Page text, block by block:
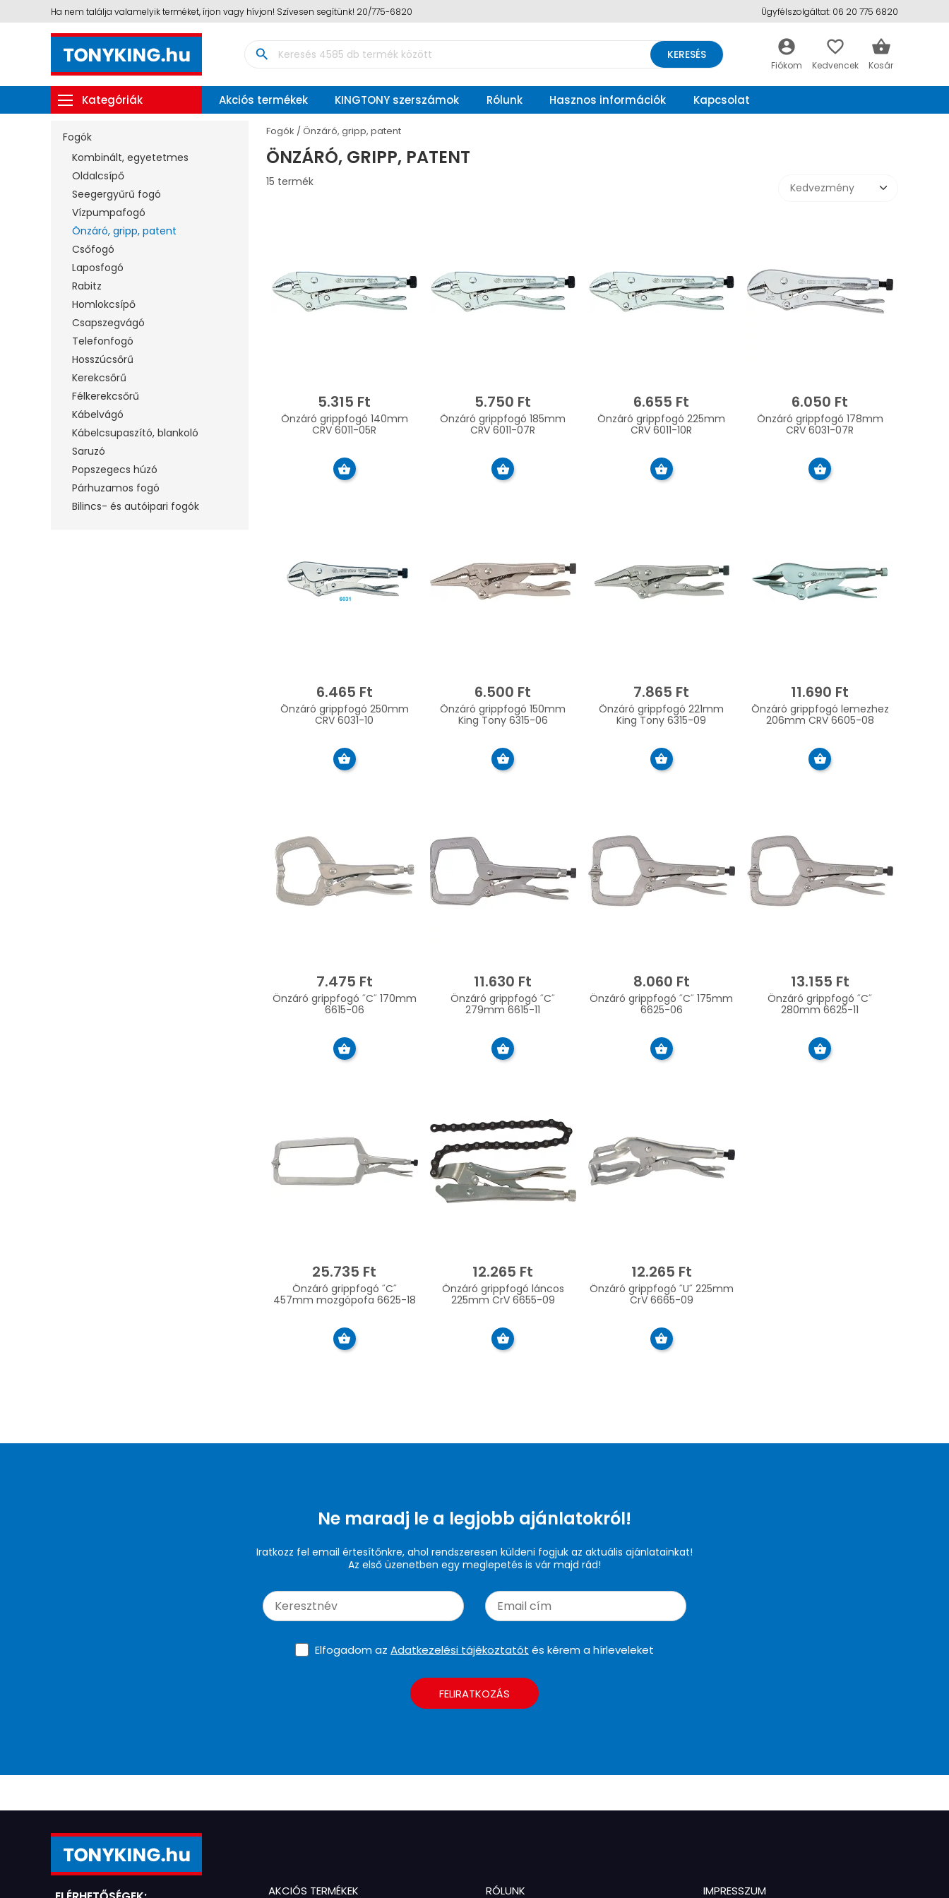
Ha nem találja valamelyik terméket, írjon vagy hívjon! Szívesen segítünk! 20/775-6820 Ügyfélszolgáltat: 06 20 775 6820
Kategóriák Akciós termékek KINGTONY szerszámok Rólunk Hasznos információk Kapcsolat
account_circle favorite_border shopping_basket
search KERESÉS
Fogók
Kombinált, egyetetmes
Oldalcsípő
Seegergyűrű fogó
Vízpumpafogó
Önzáró, gripp, patent
Csőfogó
Laposfogó
Rabitz
Homlokcsípő
Csapszegvágó
Telefonfogó
Hosszúcsőrű
Kerekcsőrű
Félkerekcsőrű
Kábelvágó
Kábelcsupaszító, blankoló
Saruzó
Popszegecs húzó
Párhuzamos fogó
Bilincs- és autóipari fogók
Fogók Önzáró, gripp, patent
ÖNZÁRÓ, GRIPP, PATENT
15 termék
5.315 Ft
Önzáró grippfogó 140mm
CRV 6011-05R
5.750 Ft
Önzáró grippfogó 185mm
CRV 6011-07R
6.655 Ft
Önzáró grippfogó 225mm
CRV 6011-10R
6.050 Ft
Önzáró grippfogó 178mm
CRV 6031-07R
6.465 Ft
Önzáró grippfogó 250mm
CRV 6031-10
6.500 Ft
Önzáró grippfogó 150mm
King Tony 6315-06
7.865 Ft
Önzáró grippfogó 221mm
King Tony 6315-09
11.690 Ft
Önzáró grippfogó lemezhez
206mm CRV 6605-08
7.475 Ft
Önzáró grippfogó ˝C˝ 170mm
6615-06
11.630 Ft
Önzáró grippfogó ˝C˝
279mm 6615-11
8.060 Ft
Önzáró grippfogó ˝C˝ 175mm
6625-06
13.155 Ft
Önzáró grippfogó ˝C˝
280mm 6625-11
25.735 Ft
Önzáró grippfogó ˝C˝
457mm mozgópofa 6625-18
12.265 Ft
Önzáró grippfogó láncos
225mm CrV 6655-09
12.265 Ft
Önzáró grippfogó ˝U˝ 225mm
CrV 6665-09
Ne maradj le a legjobb ajánlatokról!
Iratkozz fel email értesítőnkre, ahol rendszeresen küldeni fogjuk az aktuális ajánlatainkat!
Az első üzenetben egy meglepetés is vár majd rád!
Elfogadom az Adatkezelési tájékoztatót és kérem a hírleveleket
FELIRATKOZÁS
AKCIÓS TERMÉKEK RÓLUNK IMPRESSZUM